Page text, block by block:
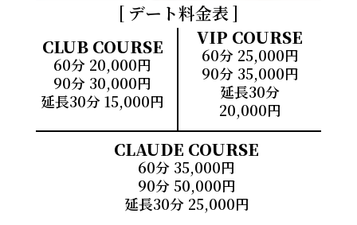
デート料金表
CLUB COURSE
60分 20,000円
90分 30,000円
延長30分 15,000円
VIP COURSE
60分 25,000円
90分 35,000円
延長30分
20,000円
CLAUDE COURSE
60分 35,000円
90分 50,000円
延長30分 25,000円